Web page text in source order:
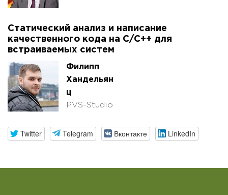
Статический анализ и написание
качественного кода на C/C++ для
встраиваемых систем
Филипп
Хандельян
ц
PVS-Studio
Twitter Telegram Вконтакте LinkedIn